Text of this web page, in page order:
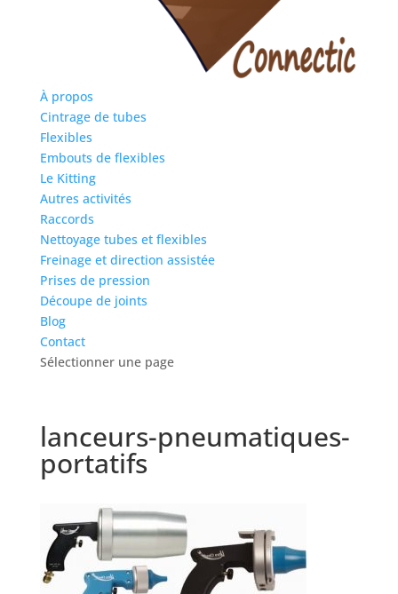
À propos
Cintrage de tubes
Flexibles
Embouts de flexibles
Le Kitting
Autres activités
Raccords
Nettoyage tubes et flexibles
Freinage et direction assistée
Prises de pression
Découpe de joints
Blog
Contact
Sélectionner une page
lanceurs-pneumatiques-
portatifs